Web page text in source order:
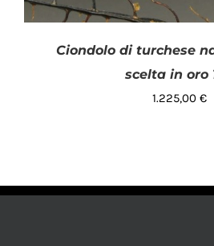
Ciondolo di turchese
scelta in oro
1.225,00 €